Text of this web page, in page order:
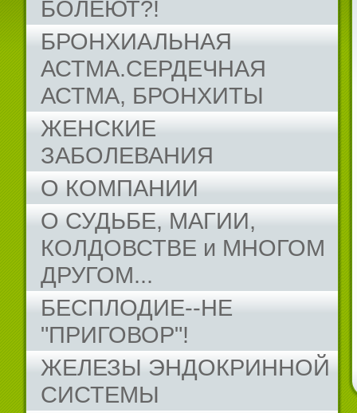
БОЛЕЮТ?!
БРОНХИАЛЬНАЯ
АСТМА.СЕРДЕЧНАЯ
АСТМА, БРОНХИТЫ
ЖЕНСКИЕ
ЗАБОЛЕВАНИЯ
О КОМПАНИИ
О СУДЬБЕ, МАГИИ,
КОЛДОВСТВЕ и МНОГОМ
ДРУГОМ...
БЕСПЛОДИЕ--НЕ
"ПРИГОВОР"!
ЖЕЛЕЗЫ ЭНДОКРИННОЙ
СИСТЕМЫ